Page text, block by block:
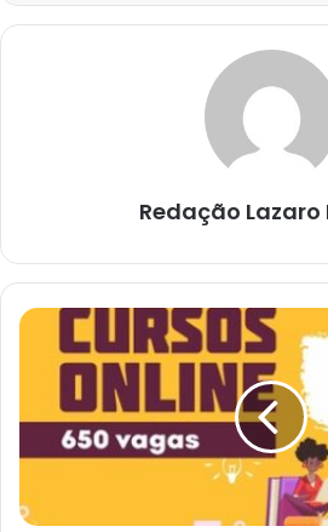
Redação
SineBahia
oferece
para
capacitação